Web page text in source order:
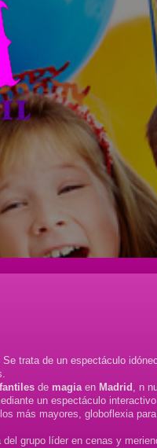
trata de un espectáculo
de magiaen Madrid , n
un espectáculo
más mayores, globoflexia
grupo líder en cenas y